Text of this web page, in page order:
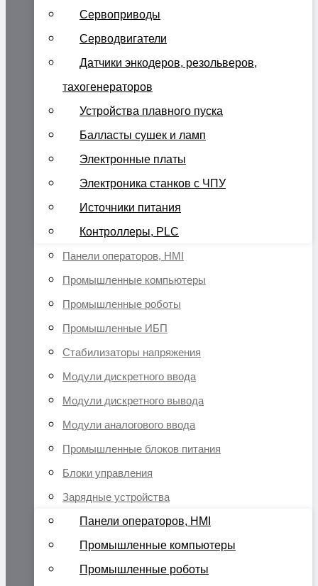
Сервоприводы
Серводвигатели
Датчики энкодеров, резольверов,
тахогенераторов
Устройства плавного пуска
Балласты сушек и ламп
Электронные платы
Электроника станков с ЧПУ
Источники питания
Контроллеры, PLC
Панели операторов, HMI
Промышленные компьютеры
Промышленные роботы
Промышленные ИБП
Стабилизаторы напряжения
Модули дискретного ввода
Модули дискретного вывода
Модули аналогового ввода
Промышленные блоков питания
Блоки управления
Зарядные устройства
Панели операторов, HMI
Промышленные компьютеры
Промышленные роботы